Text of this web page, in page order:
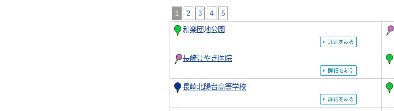
1 2 3 4 5
和楽団地公園
長崎けやき医院
長崎北陽台高等学校